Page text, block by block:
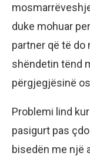
duke mohuar
partner që të do
shëndetin tënd
përgjegjësinë
Problemi lind
pasigurt pas
bisedën me një